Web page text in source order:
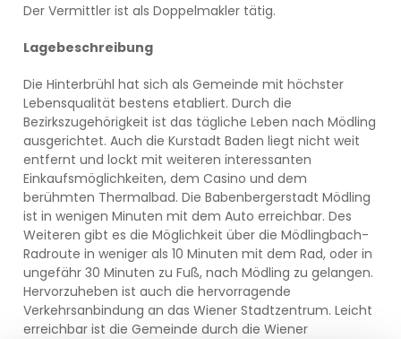
Der Vermittler ist als Doppelmakler tätig.
Lagebeschreibung
Die Hinterbrühl hat sich als Gemeinde mit höchster
Lebensqualität bestens etabliert. Durch die
Bezirkszugehörigkeit ist das tägliche Leben nach Mödling
ausgerichtet. Auch die Kurstadt Baden liegt nicht weit
entfernt und lockt mit weiteren interessanten
Einkaufsmöglichkeiten, dem Casino und dem
berühmten Thermalbad. Die Babenbergerstadt Mödling
ist in wenigen Minuten mit dem Auto erreichbar. Des
Weiteren gibt es die Möglichkeit über die Mödlingbach-
Radroute in weniger als 10 Minuten mit dem Rad, oder in
ungefähr 30 Minuten zu Fuß, nach Mödling zu gelangen.
Hervorzuheben ist auch die hervorragende
Verkehrsanbindung an das Wiener Stadtzentrum. Leicht
erreichbar ist die Gemeinde durch die Wiener